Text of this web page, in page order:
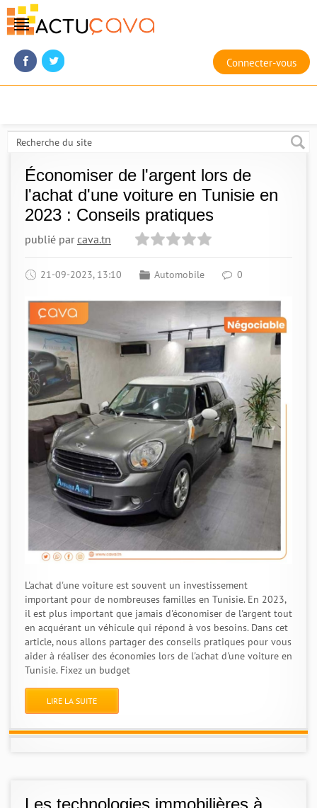
Connecter-vous
Économiser de l'argent lors de
l'achat d'une voiture en Tunisie en
2023 : Conseils pratiques
publié parcava.tn
21-09-2023, 13:10 Automobile 0
L'achat d'une voiture est souvent un investissement
important pour de nombreuses familles en Tunisie. En 2023,
il est plus important que jamais d'économiser de l'argent tout
en acquérant un véhicule qui répond à vos besoins. Dans cet
article, nous allons partager des conseils pratiques pour vous
aider à réaliser des économies lors de l'achat d'une voiture en
Tunisie. Fixez un budget
LIRE LA SUITE